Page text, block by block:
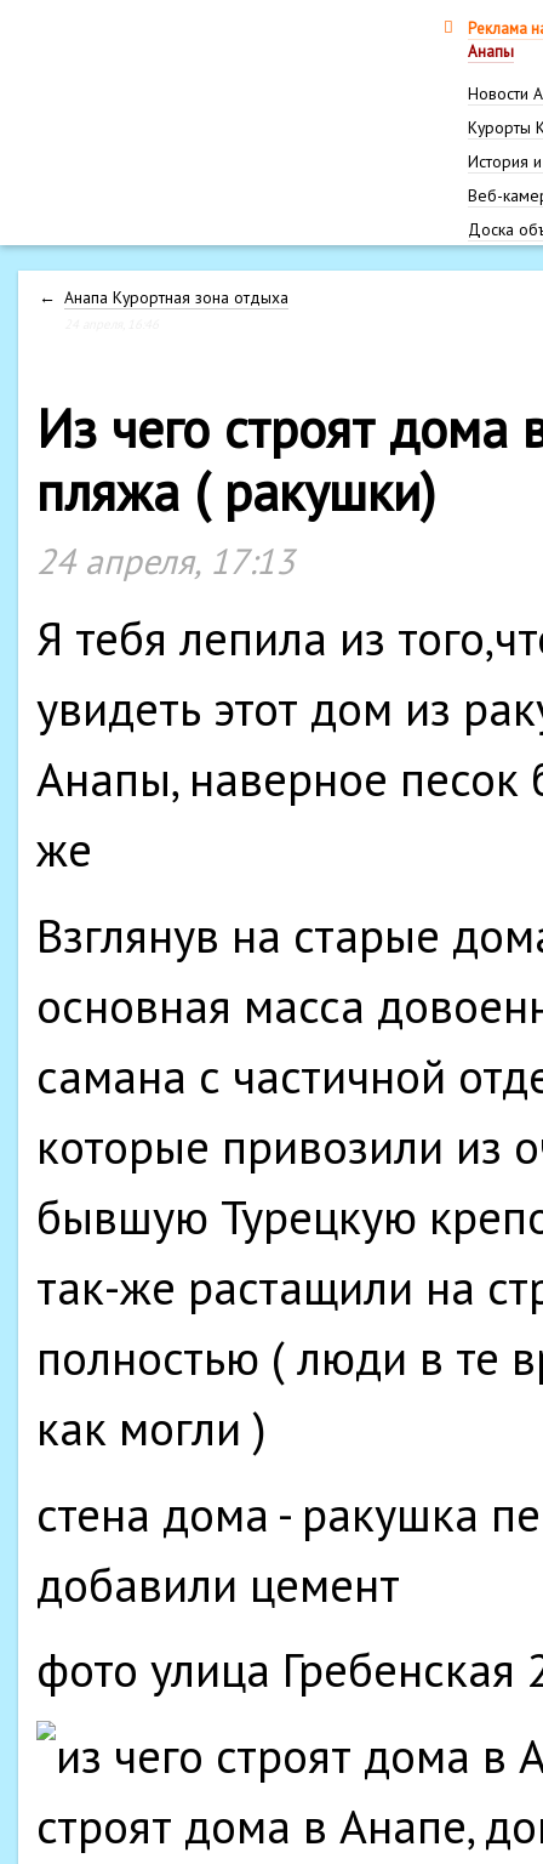
Реклама
Анапы
Новости
Курорты
История
Веб-
Доска
← Анапа Курортная зона отдыха
Из чего строят
пляжа ( ракушки)
24 апреля, 17:13
Я тебя лепила из
увидеть этот дом из
Анапы, наверное песок
же
Взглянув на старые
основная масса
самана с частичной
которые привозили из
бывшую Турецкую
так-же растащили на
полностью ( люди в те
как могли )
стена дома - ракушка
добавили цемент
фото улица Гребенская